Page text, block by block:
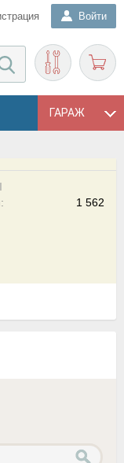
Войти
ГАРАЖ
1 562